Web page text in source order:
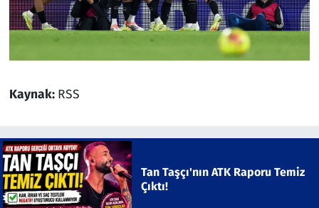
Kaynak: RSS
Tan Taşçı'nın ATK Raporu Temiz
Çıktı!